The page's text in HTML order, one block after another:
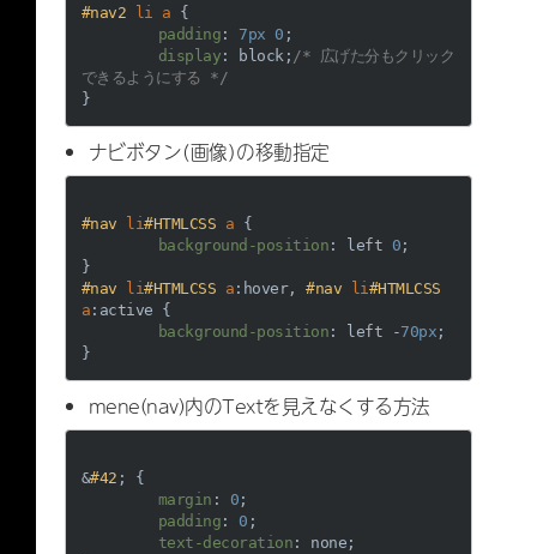
#nav2 li a {
padding : 7px 0 ;
display : block; /* 広げた分もクリック
できるようにする */
ナビボタン（画像）の移動指定
#nav li#HTMLCSS a {
background-position : left 0 ;
#nav
li#HTMLCSS a :hover, #nav li#HTMLCSS
a :active {
background-position : left -70px ;
mene(nav)内のTextを見えなくする方法
&#42 ; {
margin : 0 ;
padding : 0 ;
text-decoration : none;